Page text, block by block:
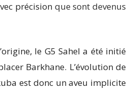
précision que sont devenus
le G5 Sahel a été initié
Barkhane. L’évolution de
est donc un aveu implicite